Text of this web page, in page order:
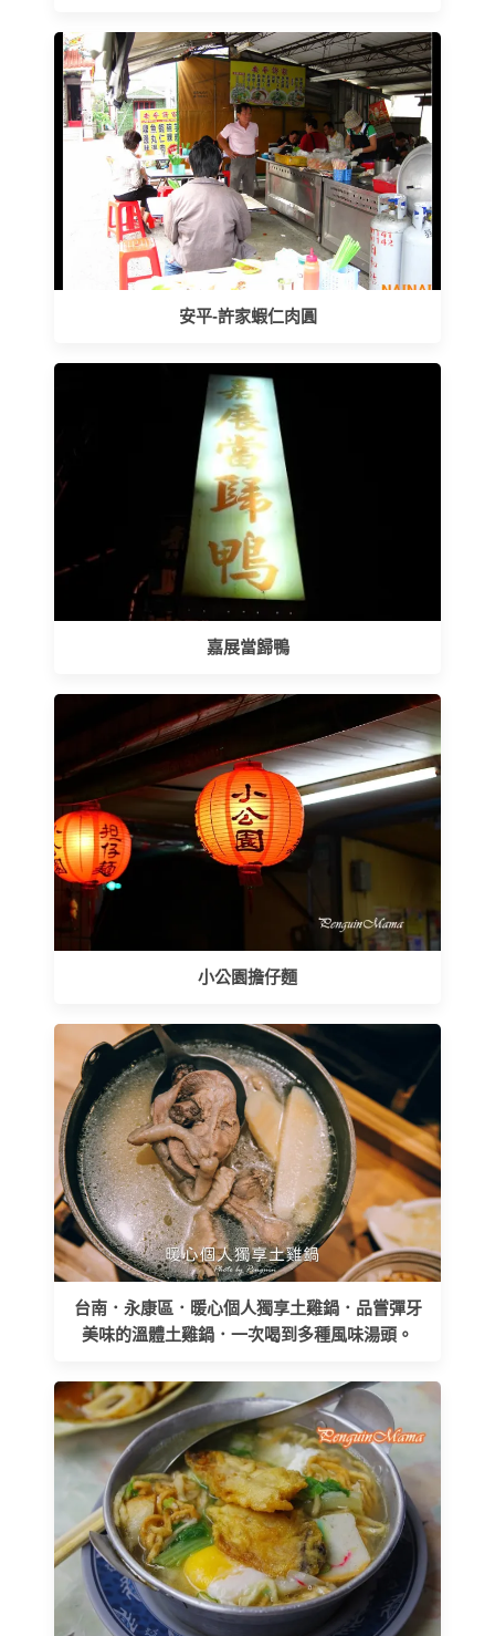
安平-許家蝦仁肉圓
嘉展當歸鴨
小公園擔仔麵
台南．永康區．暖心個人獨享土雞鍋．品嘗彈牙
美味的溫體土雞鍋．一次喝到多種風味湯頭。